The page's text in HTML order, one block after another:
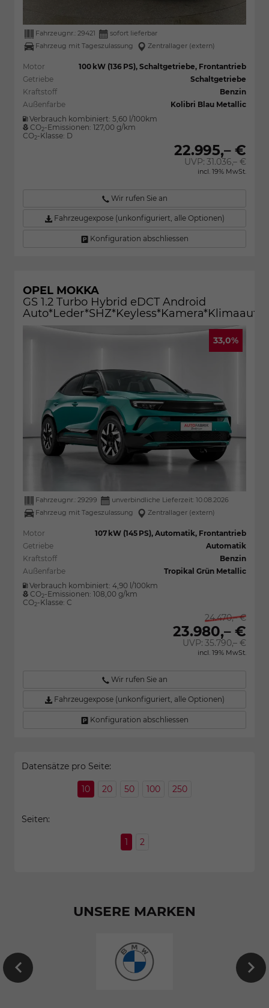
Fahrzeugnr.: 29421
sofort lieferbar
Fahrzeug mit Tageszulassung
Zentrallager (extern)
Motor
100 kW (136 PS), Schaltgetriebe, Frontantrieb
Getriebe
Schaltgetriebe
Kraftstoff
Benzin
Außenfarbe
Kolibri Blau Metallic
Verbrauch kombiniert: 5,60 l/100km
CO2-Emissionen: 127,00 g/km
CO2-Klasse: D
22.995,– €
UVP:31.036,– €
incl. 19% MwSt.
Wir rufen Sie an
Fahrzeugexpose (unkonfiguriert, alle Optionen)
Konfiguration abschliessen
OPEL MOKKA
GS 1.2 Turbo Hybrid eDCT Android
33,0%
Fahrzeugnr.: 29299 unverbindliche Lieferzeit: 10.08.2026
Fahrzeug mit Tageszulassung
Zentrallager (extern)
Motor
107 kW (145 PS), Automatik, Frontantrieb
Getriebe
Automatik
Kraftstoff
Benzin
Außenfarbe
Tropikal Grün Metallic
Verbrauch kombiniert: 4,90 l/100km
CO2-Emissionen: 108,00 g/km
CO2-Klasse: C
24.470,– €
23.980,– €
UVP:35.790,– €
incl. 19% MwSt.
Wir rufen Sie an
Fahrzeugexpose (unkonfiguriert, alle Optionen)
Konfiguration abschliessen
Datensätze pro Seite:
10 20 50 100 250
Seiten:
1 2
UNSERE MARKEN
EU-
Neuwagen